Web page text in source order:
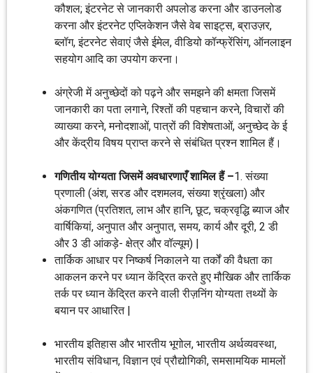
कौशल; इंटरनेट से जानकारी अपलोड करना और डाउनलोड
करना और इंटरनेट एप्लिकेशन जैसे वेब साइट्स, ब्राउज़र,
ब्लॉग, इंटरनेट सेवाएं जैसे ईमेल, वीडियो कॉन्फ्रेंसिंग, ऑनलाइन
सहयोग आदि का उपयोग करना।
अंग्रेजी में अनुच्छेदों को पढ़ने और समझने की क्षमता जिसमें
जानकारी का पता लगाने, रिश्तों की पहचान करने, विचारों की
व्याख्या करने, मनोदशाओं, पात्रों की विशेषताओं, अनुच्छेद के ई
और केंद्रीय विषय प्राप्त करने से संबंधित प्रश्न शामिल हैं।
गणितीय योग्यता जिसमें अवधारणाएँ शामिल हैं –1. संख्या
प्रणाली (अंश, सरड और दशमलव, संख्या श्रृंखला) और
अंकगणित (प्रतिशत, लाभ और हानि, छूट, चक्रवृद्धि ब्याज और
वार्षिकियां, अनुपात और अनुपात, समय, कार्य और दूरी, 2 डी
और 3 डी आंकड़े- क्षेत्र और वॉल्यूम) |
तार्किक आधार पर निष्कर्ष निकालने या तर्कों की वैधता का
आकलन करने पर ध्यान केंद्रित करते हुए मौखिक और तार्किक
तर्क पर ध्यान केंद्रित करने वाली रीज़निंग योग्यता तथ्यों के
बयान पर आधारित |
भारतीय इतिहास और भारतीय भूगोल, भारतीय अर्थव्यवस्था,
भारतीय संविधान, विज्ञान एवं प्रौद्योगिकी, समसामयिक मामलों